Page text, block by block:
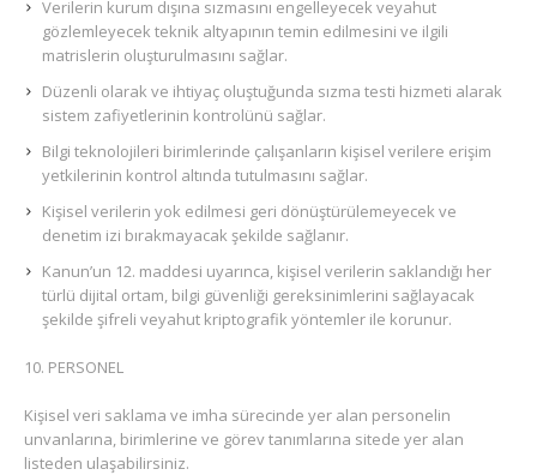
Verilerin kurum dışına sızmasını engelleyecek veyahut
gözlemleyecek teknik altyapının temin edilmesini ve ilgili
matrislerin oluşturulmasını sağlar.
Düzenli olarak ve ihtiyaç oluştuğunda sızma testi hizmeti alarak
sistem zafiyetlerinin kontrolünü sağlar.
Bilgi teknolojileri birimlerinde çalışanların kişisel verilere erişim
yetkilerinin kontrol altında tutulmasını sağlar.
Kişisel verilerin yok edilmesi geri dönüştürülemeyecek ve
denetim izi bırakmayacak şekilde sağlanır.
Kanun’un 12. maddesi uyarınca, kişisel verilerin saklandığı her
türlü dijital ortam, bilgi güvenliği gereksinimlerini sağlayacak
şekilde şifreli veyahut kriptografik yöntemler ile korunur.
PERSONEL
Kişisel veri saklama ve imha sürecinde yer alan personelin
unvanlarına, birimlerine ve görev tanımlarına sitede yer alan
listeden ulaşabilirsiniz.